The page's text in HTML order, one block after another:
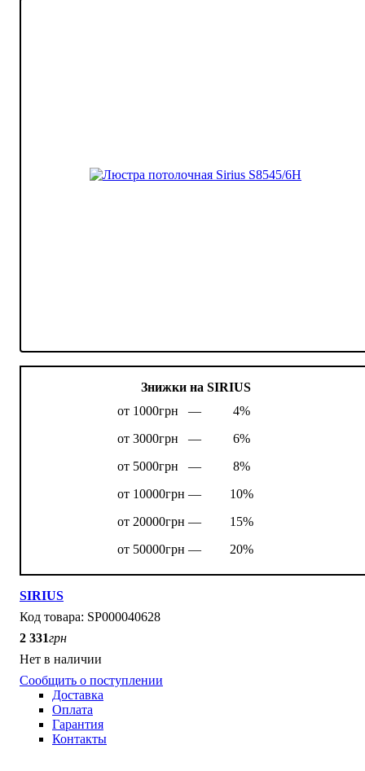
Знижки на SIRIUS
от 1000грн —
4%
от 3000грн —
6%
от 5000грн —
8%
от 10000грн —
10%
от 20000грн —
15%
от 50000грн —
20%
SIRIUS
SP000040628
2 331грн
Нет в наличии
Сообщить о поступлении
Доставка
Оплата
Гарантия
Контакты